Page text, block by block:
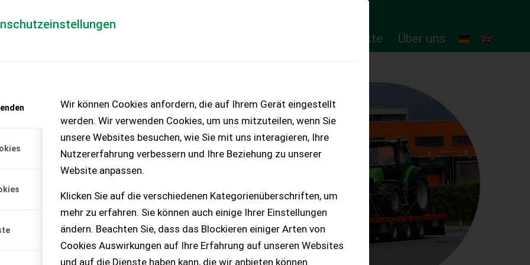
Wir können Cookies anfordern, die auf Ihrem Gerät eingestellt
werden. Wir verwenden Cookies, um uns mitzuteilen, wenn Sie
unsere Websites besuchen, wie Sie mit uns interagieren, Ihre
Nutzererfahrung verbessern und Ihre Beziehung zu unserer
Website anpassen.
Klicken Sie auf die verschiedenen Kategorienüberschriften, um
mehr zu erfahren. Sie können auch einige Ihrer Einstellungen
ändern. Beachten Sie, dass das Blockieren einiger Arten von
Cookies Auswirkungen auf Ihre Erfahrung auf unseren Websites
und auf die Dienste haben kann, die wir anbieten können.
Online-Produkte Über uns
– KEINE
Umstieg auf einen
Optional: 140 cm
Adapter Giant auf Euro.
einfach melden.